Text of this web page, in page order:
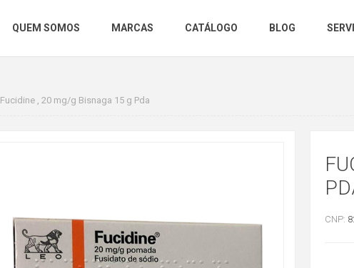
QUEM SOMOS MARCAS CATÁLOGO BLOG
Fucidine , 20 mg/g Bisnaga 15 g Pda
CNP: